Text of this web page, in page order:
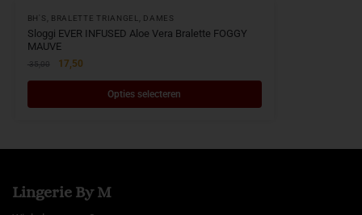
BH'S BRALETTE TRIANGEL DAMES
Sloggi EVER INFUSED Aloe Vera Bralette FOGGY
MAUVE
35,00 17,50
Opties selecteren
Lingerie By M